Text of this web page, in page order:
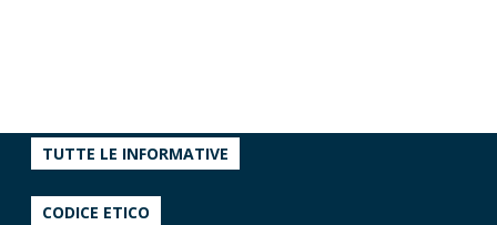
TUTTE LE INFORMATIVE
CODICE ETICO